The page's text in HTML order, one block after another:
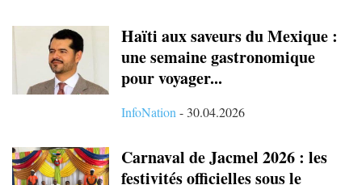
Haïti aux saveurs du Mexique :
une semaine gastronomique
pour voyager...
InfoNation - 30.04.2026
Carnaval de Jacmel 2026 : les
festivités officielles sous le